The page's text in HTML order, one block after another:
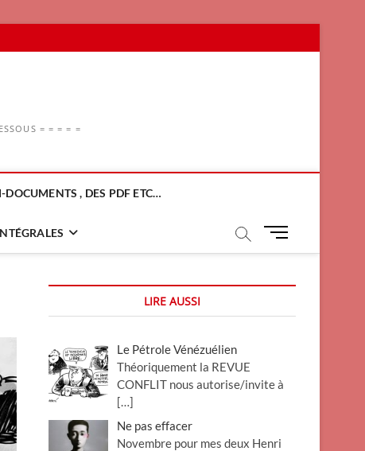
= = = = =
DOCUMENTS , DES PDF ETC…
M
u
u
n
LIRE AUSSI
Le Pétrole Vénézuélien
Théoriquement la REVUE
CONFLIT nous autorise/invite à
[…]
Ne pas effacer
Novembre pour mes deux Henri